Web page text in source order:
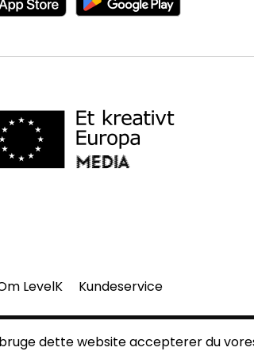
dette website accepterer du
LevelK Kundeservice
gengives uden vores skriftlige tilladelse.